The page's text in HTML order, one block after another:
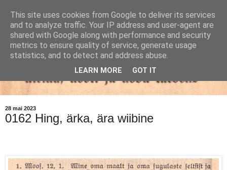
28 mai 2023
0162 Hing, ärka, ära wiibine
This site uses cookies from Google to deliver its services
and to analyze traffic. Your IP address and user-agent are
shared with Google along with performance and security
metrics to ensure quality of service, generate usage
statistics, and to detect and address abuse.
LEARN MORE GOT IT